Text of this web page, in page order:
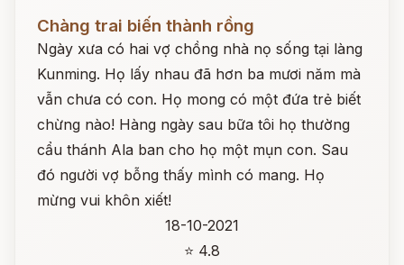
Chàng trai biến thành rồng
Ngày xưa có hai vợ chồng nhà nọ sống tại làng
Kunming. Họ lấy nhau đã hơn ba mươi năm mà
vẫn chưa có con. Họ mong có một đứa trẻ biết
chừng nào! Hàng ngày sau bữa tôi họ thường
cẩu thánh Ala ban cho họ một mụn con. Sau
đó người vợ bỗng thấy mình có mang. Họ
mừng vui khôn xiết!
18-10-2021
⭐ 4.8